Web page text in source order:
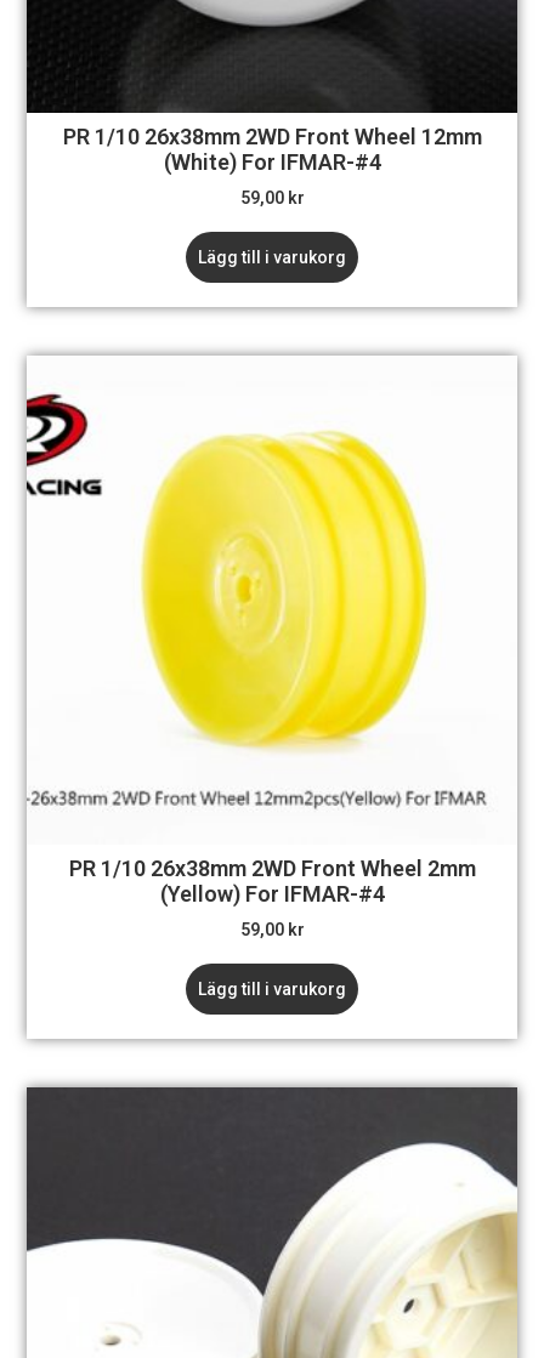
PR 1/10 26x38mm 2WD Front Wheel 12mm
(White) For IFMAR-#4
59,00 kr
Lägg till i varukorg
PR 1/10 26x38mm 2WD Front Wheel 2mm
(Yellow) For IFMAR-#4
59,00 kr
Lägg till i varukorg